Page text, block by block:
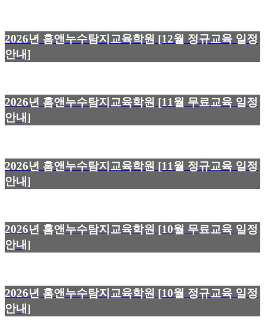
2026년 홈앤누수탐지교육학원 [12월 정규교육 일정
안내]
2026년 홈앤누수탐지교육학원 [11월 무료교육 일정
안내]
2026년 홈앤누수탐지교육학원 [11월 정규교육 일정
안내]
2026년 홈앤누수탐지교육학원 [10월 무료교육 일정
안내]
2026년 홈앤누수탐지교육학원 [10월 정규교육 일정
안내]